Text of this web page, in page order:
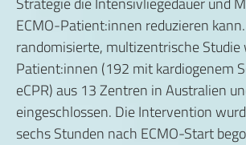
ECMO-Patient:innen reduzieren
randomisierte, multizentrische
Patient:innen (192 mit kardiogenem
eCPR) aus 13 Zentren in Australien
eingeschlossen. Die Intervention
sechs Stunden nach ECMO-Start